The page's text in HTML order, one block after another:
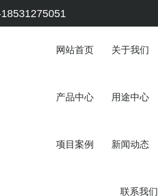
网站首页 关于我们
产品中心 用途中心
项目案例 新闻动态
联系我们